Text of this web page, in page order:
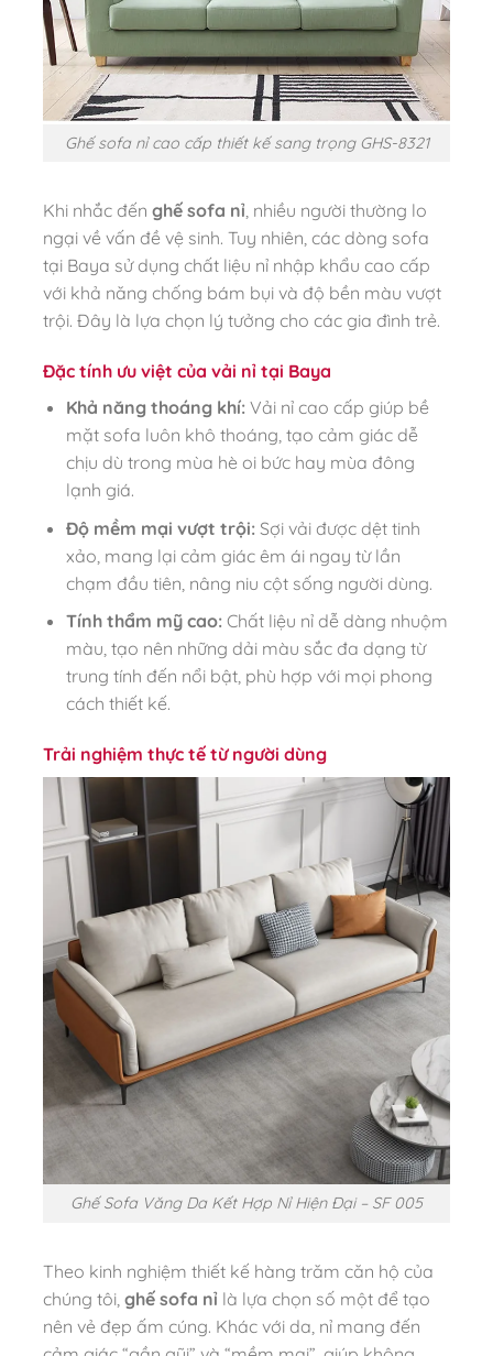
Ghế sofa nỉ cao cấp thiết kế sang trọng GHS-8321
Khi nhắc đến ghế sofa nỉ, nhiều người thường lo
ngại về vấn đề vệ sinh. Tuy nhiên, các dòng sofa
tại Baya sử dụng chất liệu nỉ nhập khẩu cao cấp
với khả năng chống bám bụi và độ bền màu vượt
trội. Đây là lựa chọn lý tưởng cho các gia đình trẻ.
Đặc tính ưu việt của vải nỉ tại Baya
Khả năng thoáng khí:Vải nỉ cao cấp giúp bề
mặt sofa luôn khô thoáng, tạo cảm giác dễ
chịu dù trong mùa hè oi bức hay mùa đông
lạnh giá.
Độ mềm mại vượt trội:Sợi vải được dệt tinh
xảo, mang lại cảm giác êm ái ngay từ lần
chạm đầu tiên, nâng niu cột sống người dùng.
Tính thẩm mỹ cao:Chất liệu nỉ dễ dàng nhuộm
màu, tạo nên những dải màu sắc đa dạng từ
trung tính đến nổi bật, phù hợp với mọi phong
cách thiết kế.
Trải nghiệm thực tế từ người dùng
Ghế Sofa Văng Da Kết Hợp Nỉ Hiện Đại – SF 005
Theo kinh nghiệm thiết kế hàng trăm căn hộ của
chúng tôi, ghế sofa nỉ là lựa chọn số một để tạo
nên vẻ đẹp ấm cúng. Khác với da, nỉ mang đến